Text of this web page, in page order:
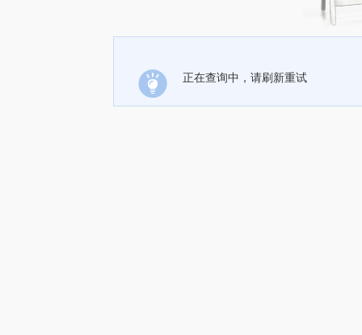
正在查询中，请刷新重试